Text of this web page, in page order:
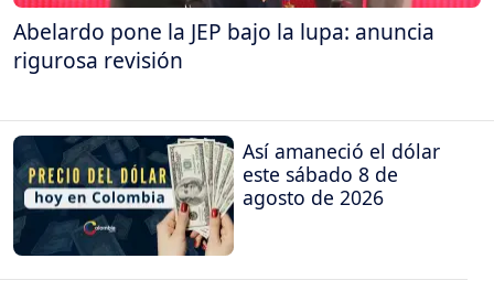
Abelardo pone la JEP bajo la lupa: anuncia
rigurosa revisión
Así amaneció el dólar
este sábado 8 de
agosto de 2026